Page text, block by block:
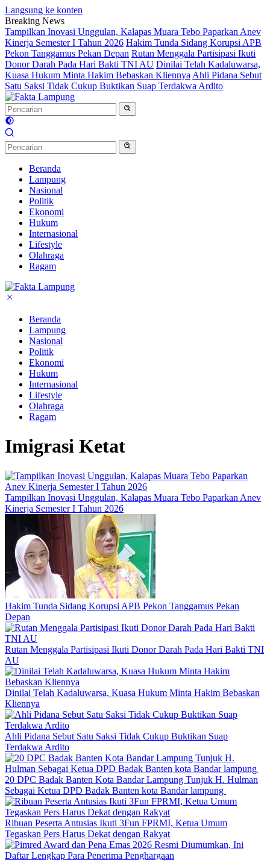
Langsung ke konten
Breaking News
Tampilkan Inovasi Unggulan, Kalapas Muara Tebo Paparkan Anev
Kinerja Semester I Tahun 2026 Hakim Tunda Sidang Korupsi APB
Pekon Tanggamus Pekan Depan Rutan Menggala Partisipasi Ikuti
Donor Darah Pada Hari Bakti TNI AU Dinilai Telah Kadaluwarsa,
Kuasa Hukum Minta Hakim Bebaskan Kliennya Ahli Pidana Sebut
Satu Saksi Tidak Cukup Buktikan Suap Terdakwa Ardito
Beranda
Lampung
Nasional
Politik
Ekonomi
Hukum
Internasional
Lifestyle
Olahraga
Ragam
Beranda
Lampung
Nasional
Politik
Ekonomi
Hukum
Internasional
Lifestyle
Olahraga
Ragam
Imigrasi Ketat
Tampilkan Inovasi Unggulan, Kalapas Muara Tebo Paparkan Anev
Kinerja Semester I Tahun 2026
Hakim Tunda Sidang Korupsi APB Pekon Tanggamus Pekan
Depan
Rutan Menggala Partisipasi Ikuti Donor Darah Pada Hari Bakti TNI
AU
Dinilai Telah Kadaluwarsa, Kuasa Hukum Minta Hakim Bebaskan
Kliennya
Ahli Pidana Sebut Satu Saksi Tidak Cukup Buktikan Suap
Terdakwa Ardito
20 DPC Badak Banten Kota Bandar Lampung Tunjuk H. Hulman
Sebagai Ketua DPD Badak Banten kota Bandar lampung
Ribuan Peserta Antusias Ikuti 3Fun FPRMI, Ketua Umum
Tegaskan Pers Harus Dekat dengan Rakyat